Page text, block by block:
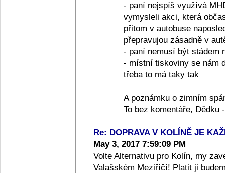
- paní nejspíš využívá
vymysleli akci, která
přitom v autobuse
přepravujou zásadně v
- paní nemusí být stádem
- místní tiskoviny se nám
třeba to má taky tak
A poznámku o zimním
To bez komentáře, Dědku
Re: DOPRAVA V KOLÍNĚ JE
May 3, 2017 7:59:09 PM
Volte Alternativu pro Kolín, my
Valašském Meziříčí! Platit ji